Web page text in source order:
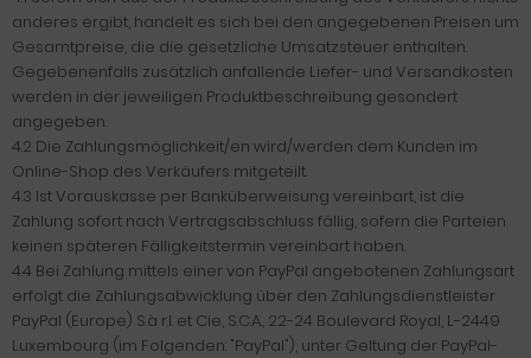
anderes ergibt, handelt es sich bei den angegebenen Preisen um
Gesamtpreise, die die gesetzliche Umsatzsteuer enthalten.
Gegebenenfalls zusätzlich anfallende Liefer- und Versandkosten
werden in der jeweiligen Produktbeschreibung gesondert
angegeben.
4.2 Die Zahlungsmöglichkeit/en wird/werden dem Kunden im
Online-Shop des Verkäufers mitgeteilt.
4.3 Ist Vorauskasse per Banküberweisung vereinbart, ist die
Zahlung sofort nach Vertragsabschluss fällig, sofern die Parteien
keinen späteren Fälligkeitstermin vereinbart haben.
4.4 Bei Zahlung mittels einer von PayPal angebotenen Zahlungsart
erfolgt die Zahlungsabwicklung über den Zahlungsdienstleister
PayPal (Europe) S.à r.l. et Cie, S.C.A., 22-24 Boulevard Royal, L-2449
Luxembourg (im Folgenden: "PayPal"), unter Geltung der PayPal-